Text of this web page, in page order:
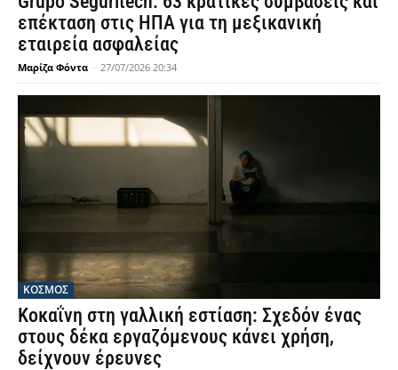
επέκταση στις ΗΠΑ για τη μεξικανική
εταιρεία ασφαλείας
Μαρίζα Φόντα - 27/07/2026 20:34
ΚΟΣΜΟΣ
Κοκαΐνη στη γαλλική εστίαση: Σχεδόν ένας
στους δέκα εργαζόμενους κάνει χρήση,
δείχνουν έρευνες